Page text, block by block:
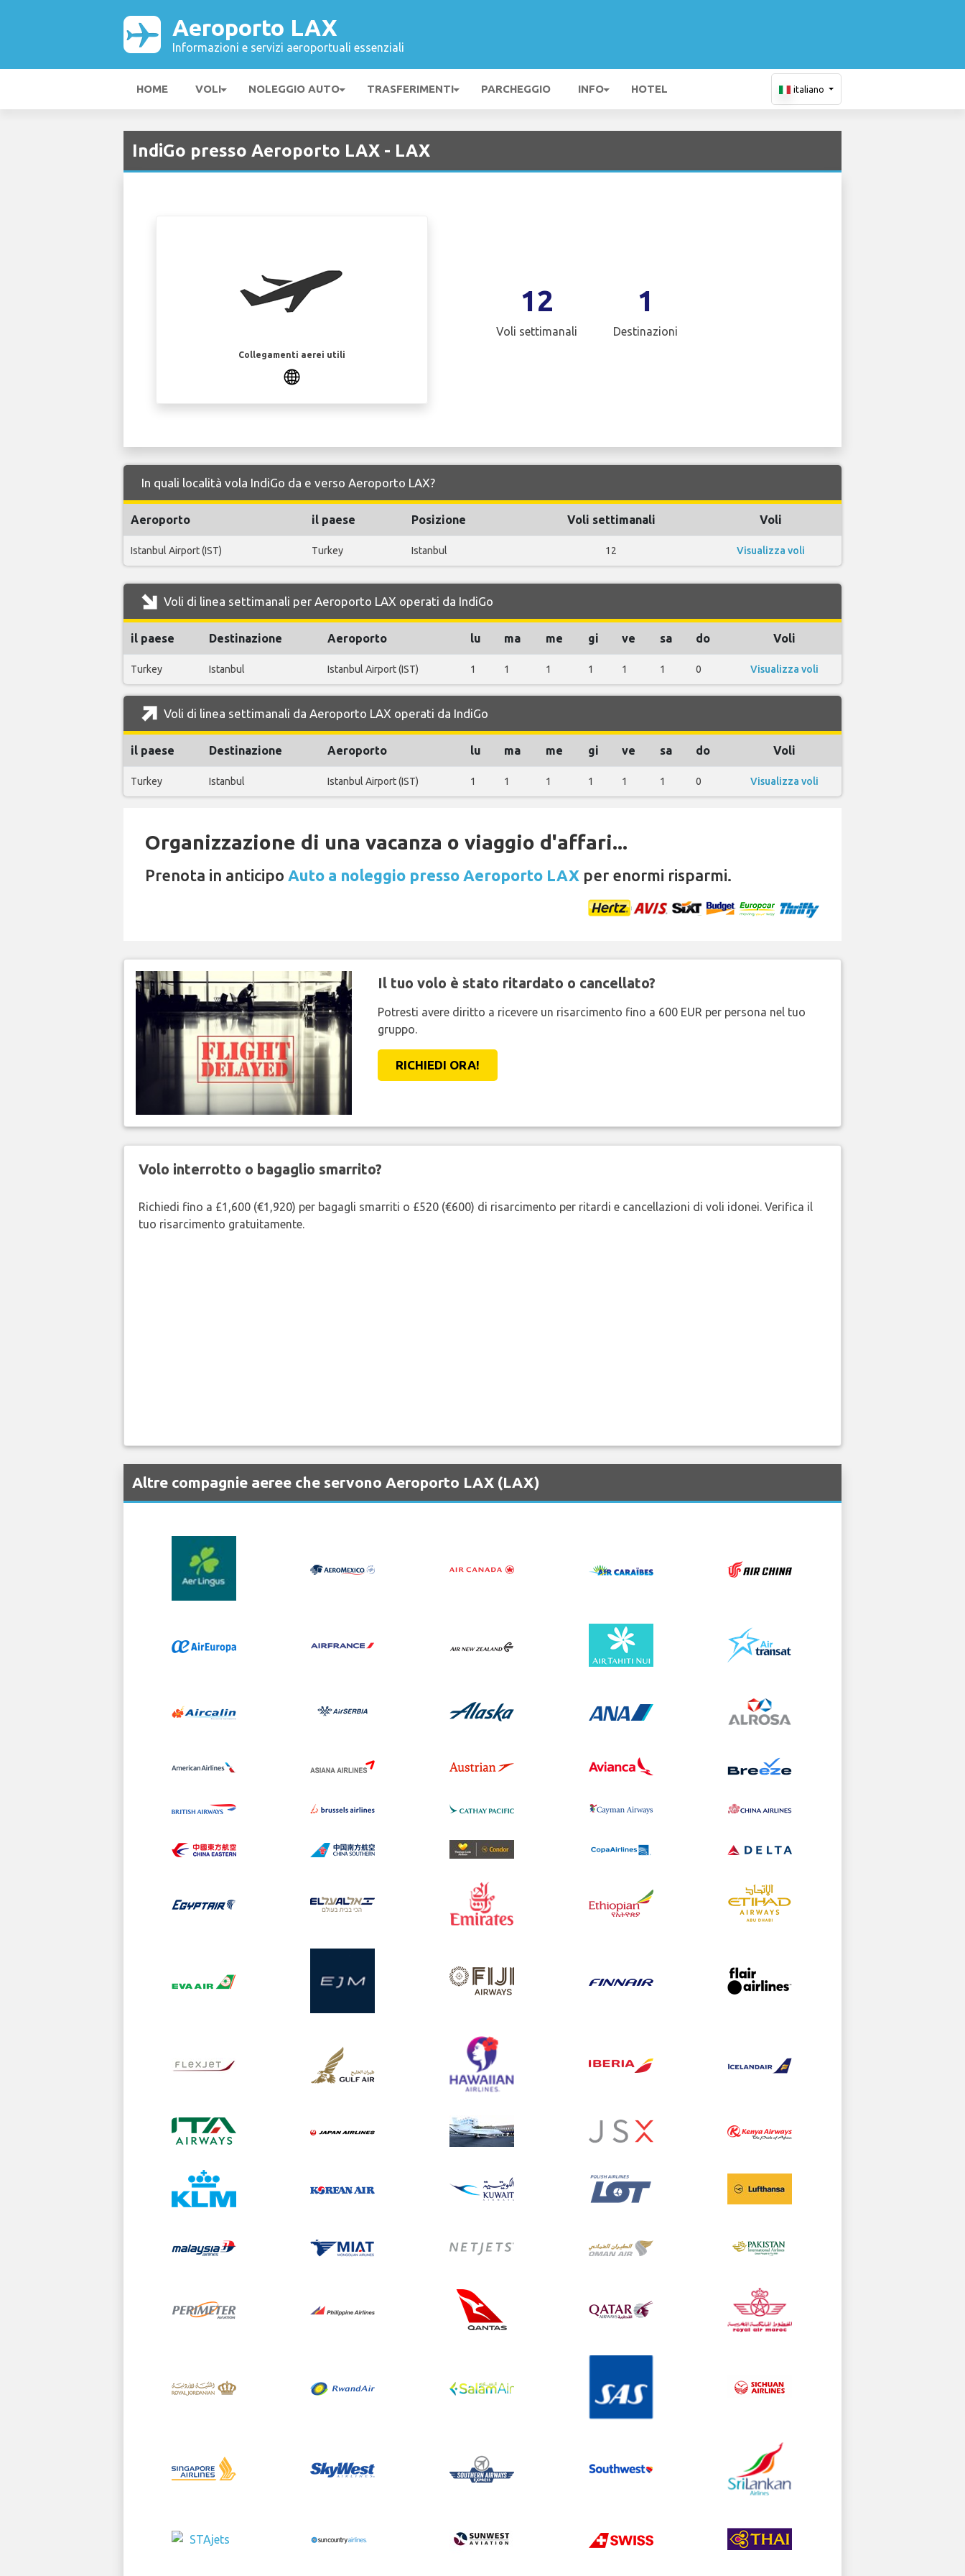
Aeroporto LAX
Informazioni e servizi aeroportuali essenziali
HOME VOLI NOLEGGIO AUTO TRASFERIMENTI PARCHEGGIO INFO HOTEL italiano
IndiGo presso Aeroporto LAX - LAX
Collegamenti aerei utili
12
Voli settimanali
1
Destinazioni
In quali località vola IndiGo da e verso Aeroporto LAX?
Aeroporto il paese Posizione Voli settimanali Voli
Istanbul Airport (IST) Turkey Istanbul 12 Visualizza voli
Voli di linea settimanali per Aeroporto LAX operati da IndiGo
il paese Destinazione Aeroporto lu ma me gi ve sa do Voli
Turkey Istanbul Istanbul Airport (IST) 1 1 1 1 1 1 0 Visualizza voli
Voli di linea settimanali da Aeroporto LAX operati da IndiGo
il paese Destinazione Aeroporto lu ma me gi ve sa do Voli
Turkey Istanbul Istanbul Airport (IST) 1 1 1 1 1 1 0 Visualizza voli
Organizzazione di una vacanza o viaggio d'affari...
Prenota in anticipo Auto a noleggio presso Aeroporto LAX per enormi risparmi.
Il tuo volo è stato ritardato o cancellato?
Potresti avere diritto a ricevere un risarcimento fino a 600 EUR per persona nel tuo
gruppo.
RICHIEDI ORA!
Volo interrotto o bagaglio smarrito?
Richiedi fino a £1,600 (€1,920) per bagagli smarriti o £520 (€600) di risarcimento per ritardi e cancellazioni di voli idonei. Verifica il
tuo risarcimento gratuitamente.
Altre compagnie aeree che servono Aeroporto LAX (LAX)